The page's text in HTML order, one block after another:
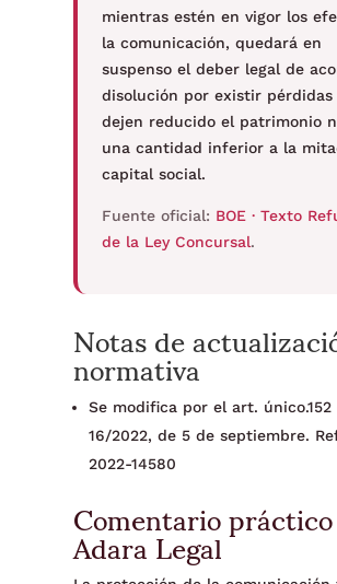
mientras estén en vigor los
la comunicación, quedará en
suspenso el deber legal de
disolución por existir pérdidas
dejen reducido el patrimonio
una cantidad inferior a la
capital social.
Fuente oficial: BOE · Texto
de la Ley Concursal.
Notas de
normativa
Se modifica por el art. único.152
16/2022, de 5 de septiembre.
2022-14580
Comentario
Adara Legal